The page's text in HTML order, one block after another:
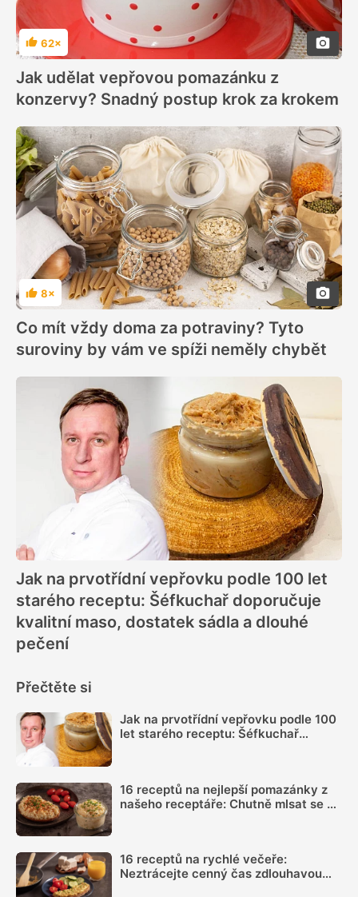
Hodnocení
62×
Jak udělat vepřovou pomazánku z
konzervy? Snadný postup krok za krokem
Hodnocení
8×
Co mít vždy doma za potraviny? Tyto
suroviny by vám ve spíži neměly chybět
Jak na prvotřídní vepřovku podle 100 let
starého receptu: Šéfkuchař doporučuje
kvalitní maso, dostatek sádla a dlouhé
pečení
Přečtěte si
Jak na prvotřídní vepřovku podle 100
let starého receptu: Šéfkuchař
16 receptů na nejlepší pomazánky z
našeho receptáře: Chutně mlsat se dá
16 receptů na rychlé večeře:
Neztrácejte cenný čas zdlouhavou